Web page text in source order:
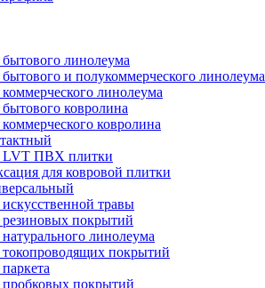
линолеума
и полукоммерческого линолеума
линолеума
ковролина
ковролина
LVT ПВХ плитки
для ковровой плитки
травы
покрытий
линолеума
покрытий
покрытий